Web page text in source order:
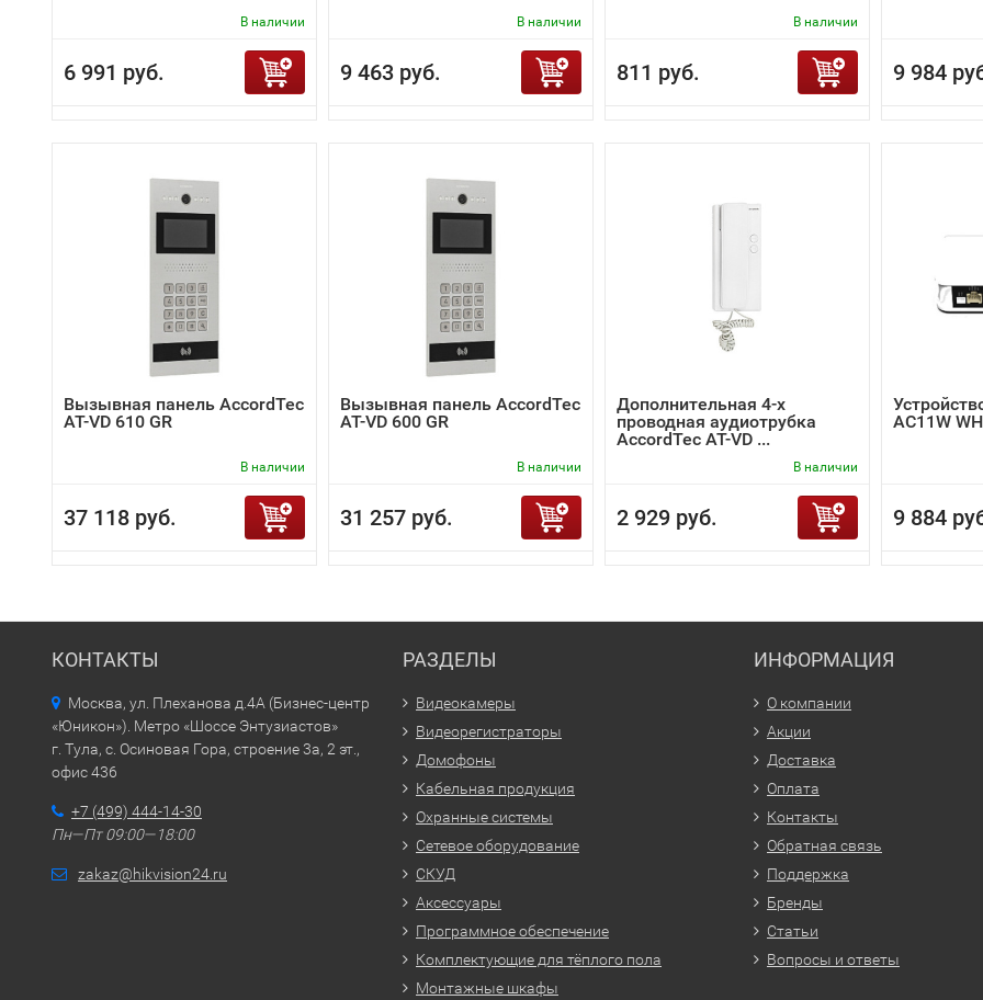
В наличии
6 991 руб.
В наличии
9 463 руб.
В наличии
811 руб. 9 984
Вызывная панель AccordTec
AT-VD 610 GR
В наличии
37 118 руб.
Вызывная панель AccordTec
AT-VD 600 GR
В наличии
31 257 руб.
Дополнительная 4-х
проводная аудиотрубка
AccordTec AT-VD ...
В наличии
2 929 руб.
AC11W WH
9 884
КОНТАКТЫ
Москва, ул. Плеханова д.4А (Бизнес-центр
«Юникон»). Метро «Шоссе Энтузиастов»
г. Тула, с. Осиновая Гора, строение 3а, 2 эт.,
офис 436
+7 (499) 444-14-30
Пн—Пт 09:00—18:00
zakaz@hikvision24.ru
РАЗДЕЛЫ
Видеокамеры
Видеорегистраторы
Домофоны
Кабельная продукция
Охранные системы
Сетевое оборудование
СКУД
Аксессуары
Программное обеспечение
Комплектующие для тёплого пола
Монтажные шкафы
ИНФОРМАЦИЯ
О компании
Акции
Доставка
Оплата
Контакты
Обратная связь
Поддержка
Бренды
Статьи
Вопросы и ответы